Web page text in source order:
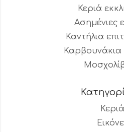
Κεριά
Ασημένιες
Καντήλια
Κεριά